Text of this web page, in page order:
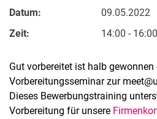
Datum:
09.05.2022
Zeit:
14:00 -
Gut vorbereitet ist halb gewonnen
Vorbereitungsseminar zur
Dieses Bewerbungstraining
Vorbereitung für unsere